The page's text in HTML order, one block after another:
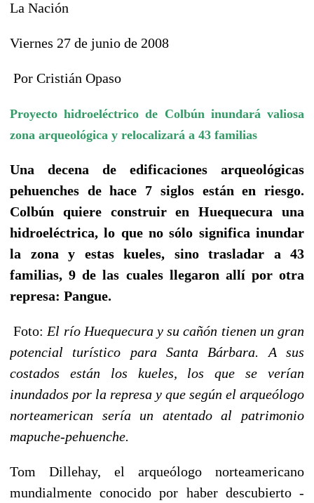
La Nación
Viernes 27 de junio de 2008
Por Cristián Opaso
Proyecto hidroeléctrico de Colbún inundará valiosa
zona arqueológica y relocalizará a 43 familias
Una decena de edificaciones arqueológicas
pehuenches de hace 7 siglos están en riesgo.
Colbún quiere construir en Huequecura una
hidroeléctrica, lo que no sólo significa inundar
la zona y estas kueles, sino trasladar a 43
familias, 9 de las cuales llegaron allí por otra
represa: Pangue.
Foto: El río Huequecura y su cañón tienen un gran
potencial turístico para Santa Bárbara. A sus
costados están los kueles, los que se verían
inundados por la represa y que según el arqueólogo
norteamerican sería un atentado al patrimonio
mapuche-pehuenche.
Tom Dillehay, el arqueólogo norteamericano
mundialmente conocido por haber descubierto -